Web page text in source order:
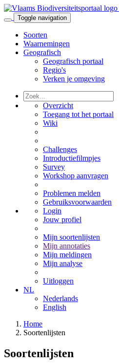
Toggle navigation
Soorten
Waarnemingen
Geografisch
Geografisch portaal
Regio's
Verken je omgeving
Overzicht
Toegang tot het portaal
Wiki
Challenges
Introductiefilmpjes
Survey
Workshop aanvragen
Problemen melden
Gebruiksvoorwaarden
Login
Jouw profiel
Mijn soortenlijsten
Mijn annotaties
Mijn meldingen
Mijn analyse
Uitloggen
NL
Nederlands
English
Home
Soortenlijsten
Soortenlijsten